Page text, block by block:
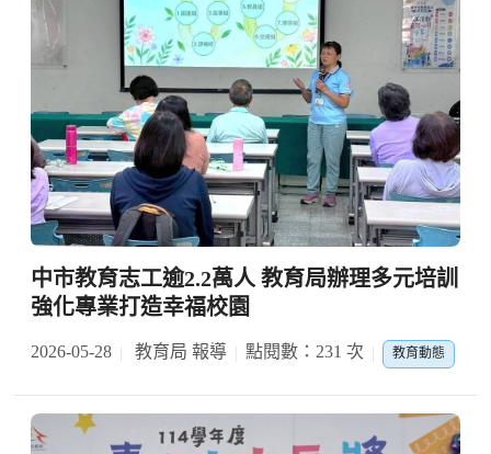
中市教育志工逾2.2萬人 教育局辦理多元培訓
強化專業打造幸福校園
2026-05-28 教育局 報導 點閱數：231 次 教育動態